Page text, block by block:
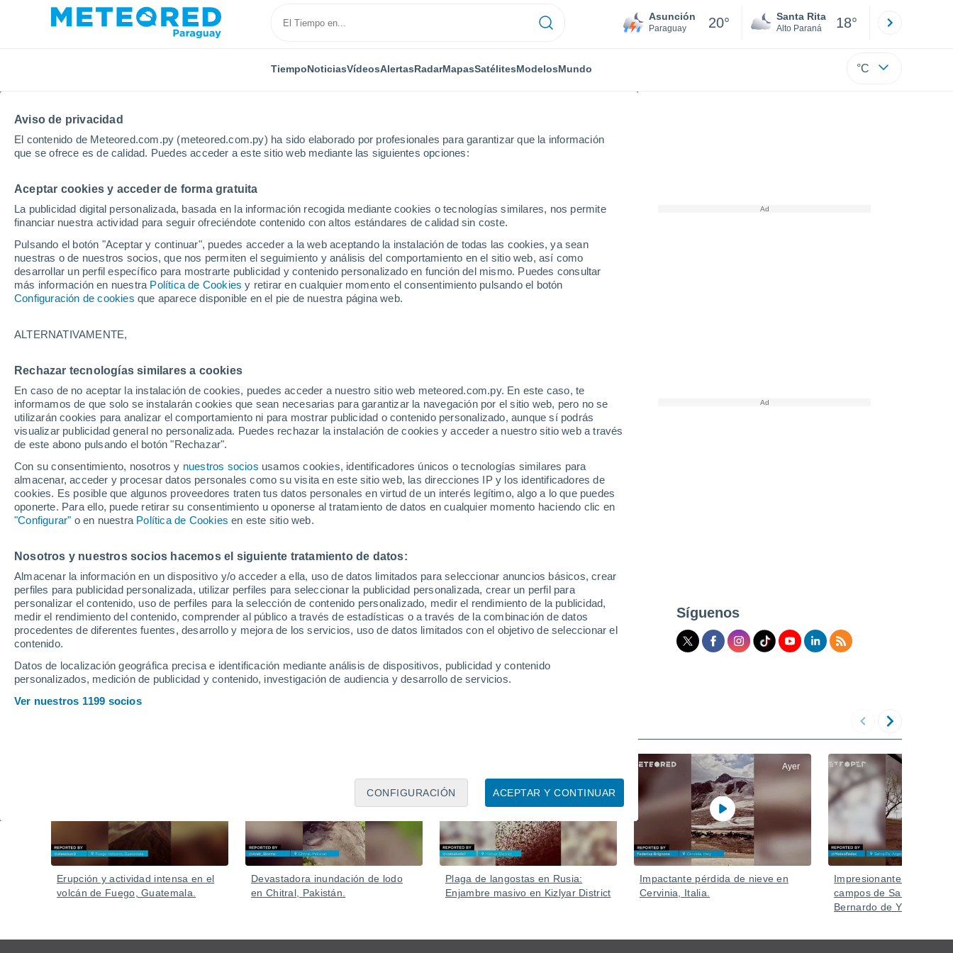
Aviso de privacidad
El contenido de Meteored.com.py (meteored.com.py) ha sido elaborado por profesionales para garantizar que la información
que se ofrece es de calidad. Puedes acceder a este sitio web mediante las siguientes opciones:
Aceptar cookies y acceder de forma gratuita
La publicidad digital personalizada, basada en la información recogida mediante cookies o tecnologías similares, nos permite
financiar nuestra actividad para seguir ofreciéndote contenido con altos estándares de calidad sin coste.
Pulsando el botón "Aceptar y continuar", puedes acceder a la web aceptando la instalación de todas las cookies, ya sean
nuestras o de nuestros socios, que nos permiten el seguimiento y análisis del comportamiento en el sitio web, así como
desarrollar un perfil específico para mostrarte publicidad y contenido personalizado en función del mismo. Puedes consultar
más información en nuestra Política de Cookies y retirar en cualquier momento el consentimiento pulsando el botón
Configuración de cookies que aparece disponible en el pie de nuestra página web.
ALTERNATIVAMENTE,
Rechazar tecnologías similares a cookies
En caso de no aceptar la instalación de cookies, puedes acceder a nuestro sitio web meteored.com.py. En este caso, te
informamos de que solo se instalarán cookies que sean necesarias para garantizar la navegación por el sitio web, pero no se
utilizarán cookies para analizar el comportamiento ni para mostrar publicidad o contenido personalizado, aunque sí podrás
visualizar publicidad general no personalizada. Puedes rechazar la instalación de cookies y acceder a nuestro sitio web a través
de este abono pulsando el botón "Rechazar".
Con su consentimiento, nosotros y nuestros socios usamos cookies, identificadores únicos o tecnologías similares para
almacenar, acceder y procesar datos personales como su visita en este sitio web, las direcciones IP y los identificadores de
cookies. Es posible que algunos proveedores traten tus datos personales en virtud de un interés legítimo, algo a lo que puedes
oponerte. Para ello, puede retirar su consentimiento u oponerse al tratamiento de datos en cualquier momento haciendo clic en
"Configurar" o en nuestra Política de Cookies en este sitio web.
Nosotros y nuestros socios hacemos el siguiente tratamiento de datos:
Almacenar la información en un dispositivo y/o acceder a ella, uso de datos limitados para seleccionar anuncios básicos, crear
perfiles para publicidad personalizada, utilizar perfiles para seleccionar la publicidad personalizada, crear un perfil para
personalizar el contenido, uso de perfiles para la selección de contenido personalizado, medir el rendimiento de la publicidad,
medir el rendimiento del contenido, comprender al público a través de estadísticas o a través de la combinación de datos
procedentes de diferentes fuentes, desarrollo y mejora de los servicios, uso de datos limitados con el objetivo de seleccionar el
contenido.
Datos de localización geográfica precisa e identificación mediante análisis de dispositivos, publicidad y contenido
personalizados, medición de publicidad y contenido, investigación de audiencia y desarrollo de servicios.
Ver nuestros 1199 socios
ACEPTAR Y CONTINUAR
CONFIGURACIÓN
Asunción
Paraguay 20° Santa Rita
Alto Paraná 18°
TiempoNoticiasVídeosAlertasRadarMapasSatélitesModelosMundo °C
Inicio Vídeos Las lluvias torrenciales provocan graves inundaciones en #Favara (Sicilia), Italia. Los bomberos realizan cientos de rescates de personas atrapadas
Las lluvias torrenciales provocan graves
inundaciones en #Favara (Sicilia), Italia. Los
bomberos realizan cientos de rescates de
personas atrapadas
Varias zonas de la isla han sufrido inundaciones a causa de las fuertes precipitaciones. Varios ríos se han
desbordado en cuestión de muy pocas horas.
Síguenos
Erupción y actividad intensa en el
volcán de Fuego, Guatemala.
Devastadora inundación de lodo
en Chitral, Pakistán.
Plaga de langostas en Rusia:
Enjambre masivo en Kizlyar District
Ayer
Impactante pérdida de nieve en
Cervinia, Italia.
Impresionante tornado
campos de Santa Fe
Bernardo de Yrigoyen),